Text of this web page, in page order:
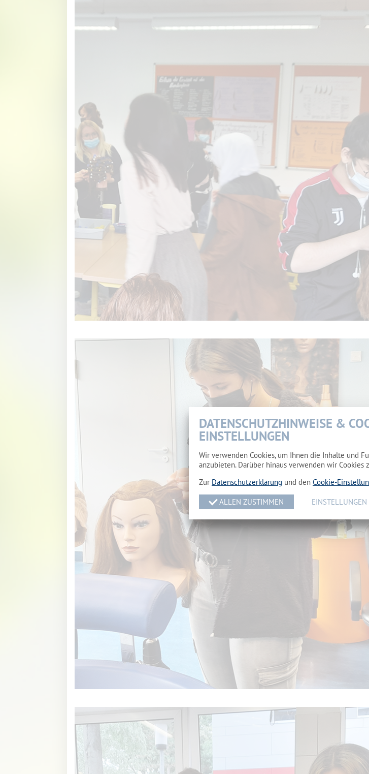
DATENSCHUTZHINWEISE &
EINSTELLUNGEN
Wir verwenden Cookies, um Ihnen die Inhalte und
anzubieten. Darüber hinaus verwenden wir Cookies
Zur Datenschutzerklärung und den Cookie-
ALLEN ZUSTIMMEN EINSTELLUNGEN